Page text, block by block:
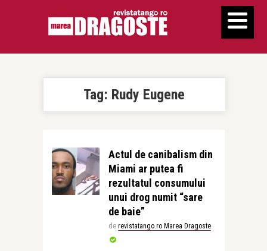
Tag: Rudy Eugene
Actul de canibalism din
Miami ar putea fi
rezultatul consumului
unui drog numit “sare
de baie”
de revistatango.ro Marea Dragoste